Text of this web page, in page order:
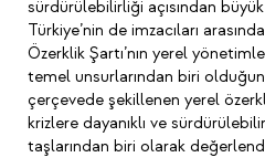
sürdürülebilirliği açısından
Türkiye’nin de imzacıları
Özerklik Şartı’nın yerel
temel unsurlarından biri
çerçevede şekillenen yerel
krizlere dayanıklı ve
taşlarından biri olarak